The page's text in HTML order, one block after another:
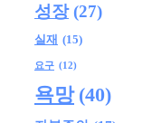
성장 (27)
실재 (15)
요구 (12)
욕망 (40)